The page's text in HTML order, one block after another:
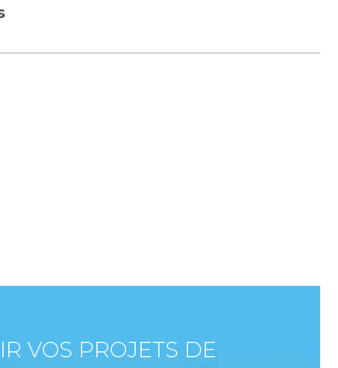
VOS PROJETS DE